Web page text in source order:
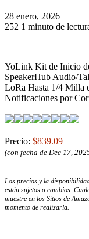
28 enero, 2026
252 1 minuto de
YoLink Kit de Inicio
SpeakerHub Audio/
LoRa Hasta 1/4 Milla
Notificaciones por
Precio: $839.09
(con fecha de Dec 17,
Los precios y la
están sujetos a cambios.
muestre en los Sitios de
momento de realizarla.